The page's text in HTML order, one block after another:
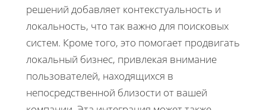
решений добавляет контекстуальность и
локальность, что так важно для поисковых
систем. Кроме того, это помогает продвигать
локальный бизнес, привлекая внимание
пользователей, находящихся в
непосредственной близости от вашей